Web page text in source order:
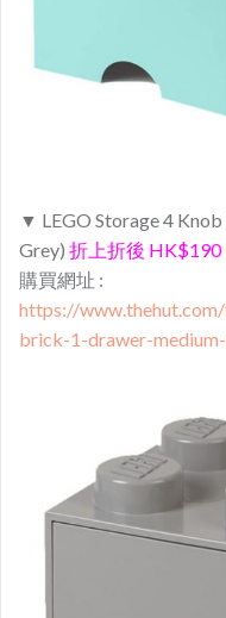
▼ LEGO Storage 4
Grey) 折上折後 HK$190
購買網址 :
https://
brick-1-drawer-